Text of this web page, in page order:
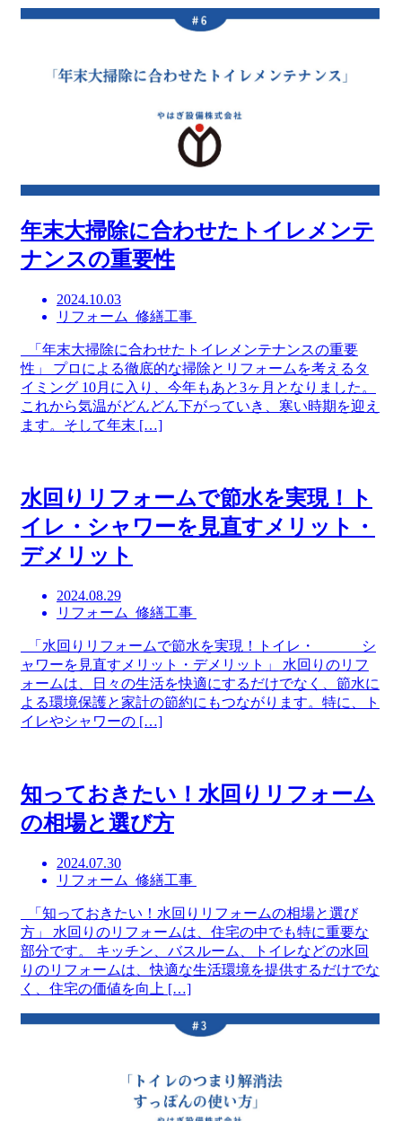
年末大掃除に合わせたトイレメンテ
ナンスの重要性
2024.10.03
リフォーム 修繕工事
「年末大掃除に合わせたトイレメンテナンスの重要
性」 プロによる徹底的な掃除とリフォームを考えるタ
イミング 10月に入り、今年もあと3ヶ月となりました。
これから気温がどんどん下がっていき、寒い時期を迎え
ます。そして年末 […]
水回りリフォームで節水を実現！ト
イレ・シャワーを見直すメリット・
デメリット
2024.08.29
リフォーム 修繕工事
「水回りリフォームで節水を実現！トイレ・ シ
ャワーを見直すメリット・デメリット」 水回りのリフ
ォームは、日々の生活を快適にするだけでなく、節水に
よる環境保護と家計の節約にもつながります。特に、ト
イレやシャワーの […]
知っておきたい！水回りリフォーム
の相場と選び方
2024.07.30
リフォーム 修繕工事
「知っておきたい！水回りリフォームの相場と選び
方」 水回りのリフォームは、住宅の中でも特に重要な
部分です。 キッチン、バスルーム、トイレなどの水回
りのリフォームは、快適な生活環境を提供するだけでな
く、住宅の価値を向上 […]